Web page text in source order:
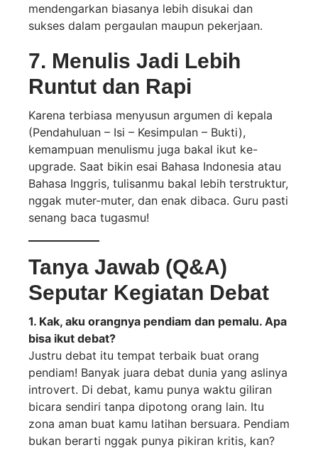
mendengarkan biasanya lebih disukai dan
sukses dalam pergaulan maupun pekerjaan.
7. Menulis Jadi Lebih
Runtut dan Rapi
Karena terbiasa menyusun argumen di kepala
(Pendahuluan – Isi – Kesimpulan – Bukti),
kemampuan menulismu juga bakal ikut ke-
upgrade. Saat bikin esai Bahasa Indonesia atau
Bahasa Inggris, tulisanmu bakal lebih terstruktur,
nggak muter-muter, dan enak dibaca. Guru pasti
senang baca tugasmu!
Tanya Jawab (Q&A)
Seputar Kegiatan Debat
1. Kak, aku orangnya pendiam dan pemalu. Apa
bisa ikut debat?
Justru debat itu tempat terbaik buat orang
pendiam! Banyak juara debat dunia yang aslinya
introvert. Di debat, kamu punya waktu giliran
bicara sendiri tanpa dipotong orang lain. Itu
zona aman buat kamu latihan bersuara. Pendiam
bukan berarti nggak punya pikiran kritis, kan?